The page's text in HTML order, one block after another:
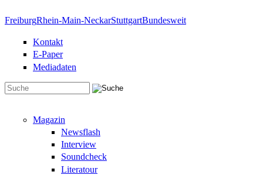
FreiburgRhein-Main-NeckarStuttgartBundesweit
Kontakt
E-Paper
Mediadaten
Magazin
Newsflash
Interview
Soundcheck
Literatour